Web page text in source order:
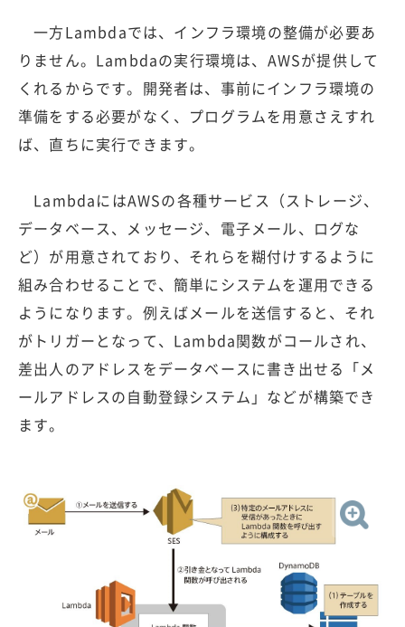
一方Lambdaでは、インフラ環境の整備が必要あ
りません。Lambdaの実行環境は、AWSが提供して
くれるからです。開発者は、事前にインフラ環境の
準備をする必要がなく、プログラムを用意さえすれ
ば、直ちに実行できます。
LambdaにはAWSの各種サービス（ストレージ、
データベース、メッセージ、電子メール、ログな
ど）が用意されており、それらを糊付けするように
組み合わせることで、簡単にシステムを運用できる
ようになります。例えばメールを送信すると、それ
がトリガーとなって、Lambda関数がコールされ、
差出人のアドレスをデータベースに書き出せる「メ
ールアドレスの自動登録システム」などが構築でき
ます。